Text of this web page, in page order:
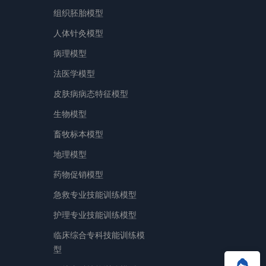
组织胚胎模型
人体针灸模型
病理模型
法医学模型
皮肤病病态特征模型
生物模型
畜牧标本模型
地理模型
药物促销模型
急救专业技能训练模型
护理专业技能训练模型
临床综合专科技能训练模
型